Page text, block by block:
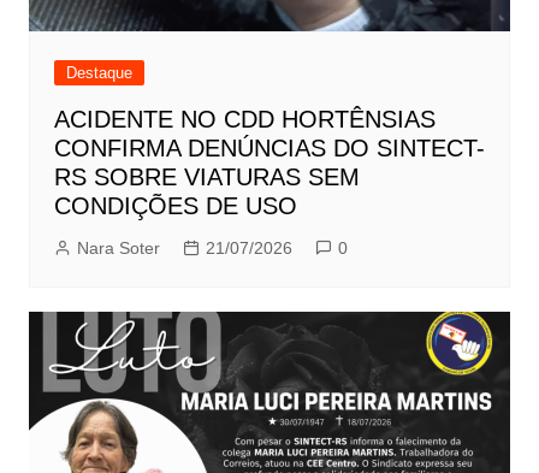
Destaque
ACIDENTE NO CDD HORTÊNSIAS
CONFIRMA DENÚNCIAS DO SINTECT-
RS SOBRE VIATURAS SEM
CONDIÇÕES DE USO
Nara Soter 21/07/2026 0